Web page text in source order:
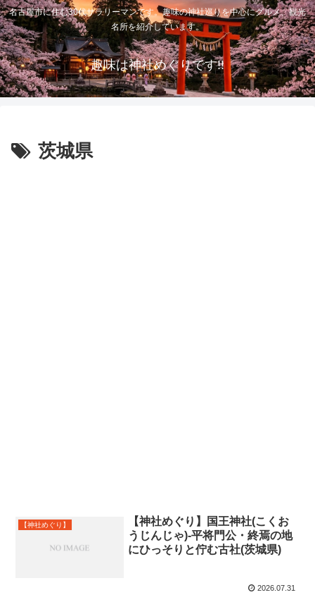
名古屋市に住む30代サラリーマンです。趣味の神社巡りを中心にグルメ、観光
名所を紹介しています。
趣味は神社めぐりです!!
茨城県
【神社めぐり】
【神社めぐり】国王神社(こくお
うじんじゃ)-平将門公・終焉の地
にひっそりと佇む古社(茨城県)
2026.07.31